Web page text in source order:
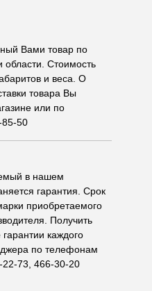
Вами товар по
Стоимость
и веса. О
товара Вы
или по
50
в нашем
гарантия. Срок
приобретаемого
Получить
каждого
по телефонам
73, 466-30-20